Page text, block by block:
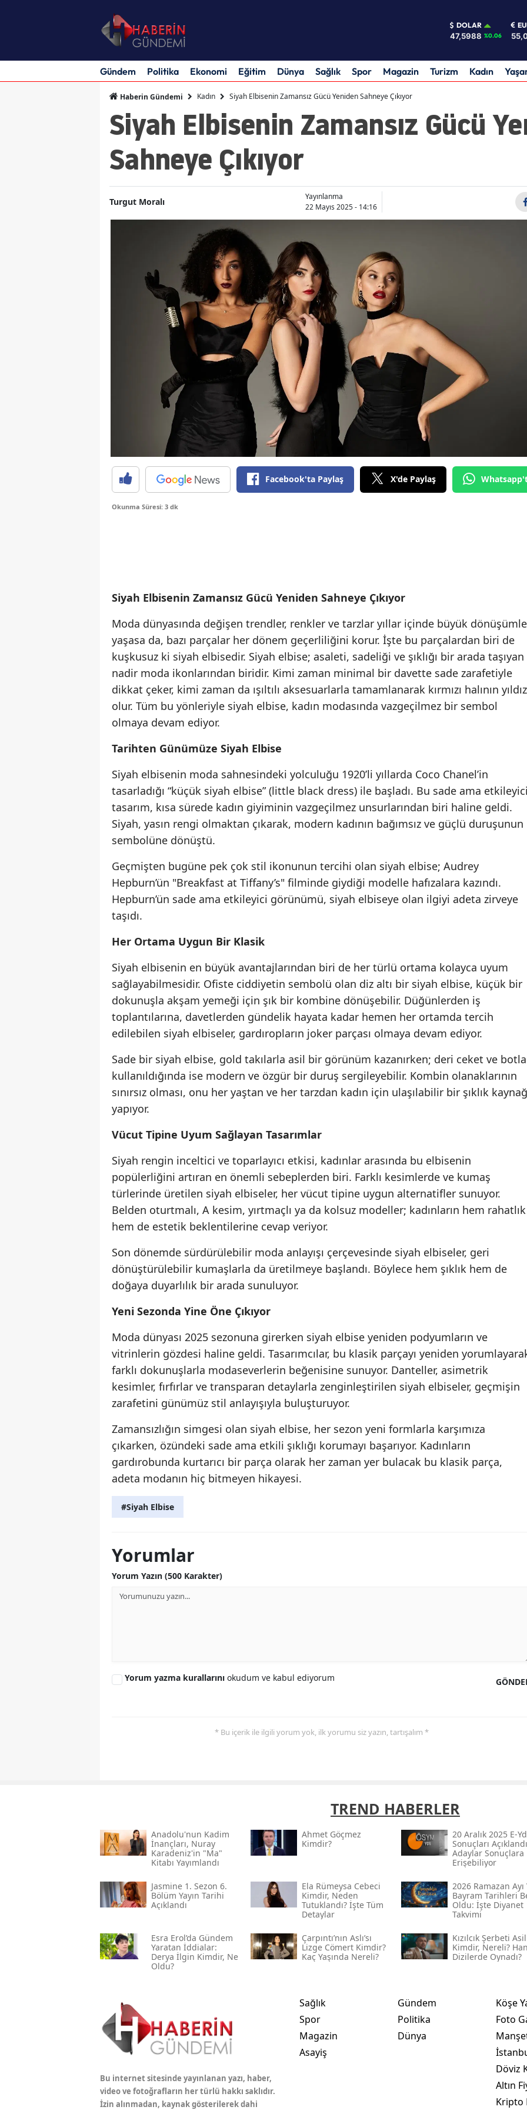
DOLAR
47,5988 %0.06
Gündem Politika Ekonomi Eğitim Dünya Sağlık Spor Magazin Turizm Kadın
Haberin Gündemi Kadın Siyah Elbisenin Zamansız Gücü Yeniden Sahneye Çıkıyor
Siyah Elbisenin Zamansız Gücü
Sahneye Çıkıyor
Turgut Moralı
Yayınlanma
22 Mayıs 2025 - 14:16
Facebook'ta Paylaş X'de Paylaş
Okunma Süresi: 3 dk
Siyah Elbisenin Zamansız Gücü Yeniden Sahneye Çıkıyor
Moda dünyasında değişen trendler, renkler ve tarzlar yıllar içinde büyük
yaşasa da, bazı parçalar her dönem geçerliliğini korur. İşte bu parçalardan biri de
kuşkusuz ki siyah elbisedir. Siyah elbise; asaleti, sadeliği ve şıklığı bir arada taşıyan
nadir moda ikonlarından biridir. Kimi zaman minimal bir davette sade zarafetiyle
dikkat çeker, kimi zaman da ışıltılı aksesuarlarla tamamlanarak kırmızı halının
olur. Tüm bu yönleriyle siyah elbise, kadın modasında vazgeçilmez bir sembol
olmaya devam ediyor.
Tarihten Günümüze Siyah Elbise
Siyah elbisenin moda sahnesindeki yolculuğu 1920’li yıllarda Coco Chanel’in
tasarladığı “küçük siyah elbise” (little black dress) ile başladı. Bu sade ama
tasarım, kısa sürede kadın giyiminin vazgeçilmez unsurlarından biri haline geldi.
Siyah, yasın rengi olmaktan çıkarak, modern kadının bağımsız ve güçlü duruşunun
sembolüne dönüştü.
Geçmişten bugüne pek çok stil ikonunun tercihi olan siyah elbise; Audrey
Hepburn’ün "Breakfast at Tiffany’s" filminde giydiği modelle hafızalara kazındı.
Hepburn’ün sade ama etkileyici görünümü, siyah elbiseye olan ilgiyi adeta zirveye
taşıdı.
Her Ortama Uygun Bir Klasik
Siyah elbisenin en büyük avantajlarından biri de her türlü ortama kolayca uyum
sağlayabilmesidir. Ofiste ciddiyetin sembolü olan diz altı bir siyah elbise, küçük bir
dokunuşla akşam yemeği için şık bir kombine dönüşebilir. Düğünlerden iş
toplantılarına, davetlerden gündelik hayata kadar hemen her ortamda tercih
edilebilen siyah elbiseler, gardıropların joker parçası olmaya devam ediyor.
Sade bir siyah elbise, gold takılarla asil bir görünüm kazanırken; deri ceket ve botla
kullanıldığında ise modern ve özgür bir duruş sergileyebilir. Kombin olanaklarının
sınırsız olması, onu her yaştan ve her tarzdan kadın için ulaşılabilir bir şıklık
yapıyor.
Vücut Tipine Uyum Sağlayan Tasarımlar
Siyah rengin inceltici ve toparlayıcı etkisi, kadınlar arasında bu elbisenin
popülerliğini artıran en önemli sebeplerden biri. Farklı kesimlerde ve kumaş
türlerinde üretilen siyah elbiseler, her vücut tipine uygun alternatifler sunuyor.
Belden oturtmalı, A kesim, yırtmaçlı ya da kolsuz modeller; kadınların hem rahatlık
hem de estetik beklentilerine cevap veriyor.
Son dönemde sürdürülebilir moda anlayışı çerçevesinde siyah elbiseler, geri
dönüştürülebilir kumaşlarla da üretilmeye başlandı. Böylece hem şıklık hem de
doğaya duyarlılık bir arada sunuluyor.
Yeni Sezonda Yine Öne Çıkıyor
Moda dünyası 2025 sezonuna girerken siyah elbise yeniden podyumların ve
vitrinlerin gözdesi haline geldi. Tasarımcılar, bu klasik parçayı yeniden
farklı dokunuşlarla modaseverlerin beğenisine sunuyor. Danteller, asimetrik
kesimler, fırfırlar ve transparan detaylarla zenginleştirilen siyah elbiseler, geçmişin
zarafetini günümüz stil anlayışıyla buluşturuyor.
Zamansızlığın simgesi olan siyah elbise, her sezon yeni formlarla karşımıza
çıkarken, özündeki sade ama etkili şıklığı korumayı başarıyor. Kadınların
gardırobunda kurtarıcı bir parça olarak her zaman yer bulacak bu klasik parça,
adeta modanın hiç bitmeyen hikayesi.
#Siyah Elbise
Yorumlar
Yorum Yazın (500 Karakter)
Yorum yazma kurallarını okudum ve kabul ediyorum
* Bu içerik ile ilgili yorum yok, ilk yorumu siz yazın, tartışalım *
TREND HABERLER
Anadolu'nun Kadim
İnançları, Nuray
Karadeniz'in "ma"
Kitabı Yayımlandı
Ahmet Göçmez
Kimdir?
20 Aralık 2025 E-
Sonuçları
Adaylar Sonuçlara
Erişebiliyor
Jasmine 1. Sezon 6.
Bölüm Yayın Tarihi
Açıklandı
Ela Rümeysa Cebeci
Kimdir, Neden
Tutuklandı? İşte Tüm
Detaylar
2026 Ramazan Ayı
Bayram Tarihleri
Oldu: İşte Diyanet
Takvimi
Esra Erol’da Gündem
Yaratan İddialar:
Derya İlgin Kimdir, Ne
Oldu?
Çarpıntı’nın Aslı’sı
Lizge Cömert Kimdir?
Kaç Yaşında Nereli?
Kızılcık Şerbeti Asil
Kimdir, Nereli?
Dizilerde Oynadı?
Bu internet sitesinde yayınlanan yazı, haber,
video ve fotoğrafların her türlü hakkı saklıdır.
İzin alınmadan, kaynak gösterilerek dahi
Sağlık
Spor
Magazin
Asayiş
Gündem
Politika
Dünya
Köşe
Foto
Döviz
Altın
Kripto